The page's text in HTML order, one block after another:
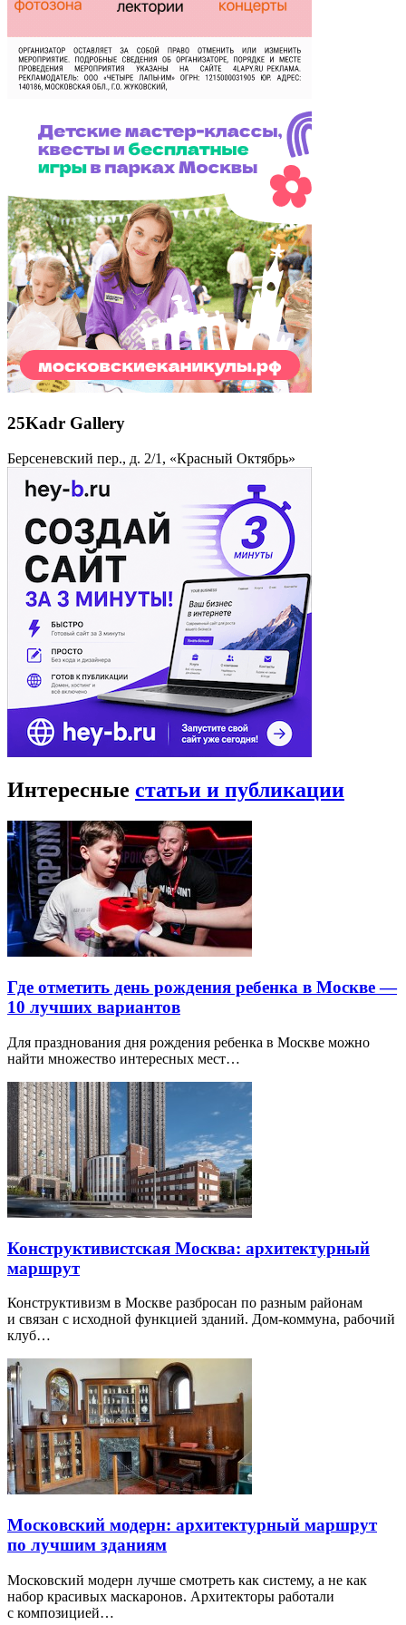
25Kadr Gallery
Берсеневский пер., д. 2/1, «Красный Октябрь»
Интересные статьи и публикации
Где отметить день рождения ребенка в Москве —
10 лучших вариантов
Для празднования дня рождения ребенка в Москве можно
найти множество интересных мест…
Конструктивистская Москва: архитектурный
маршрут
Конструктивизм в Москве разбросан по разным районам
и связан с исходной функцией зданий. Дом-коммуна, рабочий
клуб…
Московский модерн: архитектурный маршрут
по лучшим зданиям
Московский модерн лучше смотреть как систему, а не как
набор красивых маскаронов. Архитекторы работали
с композицией…